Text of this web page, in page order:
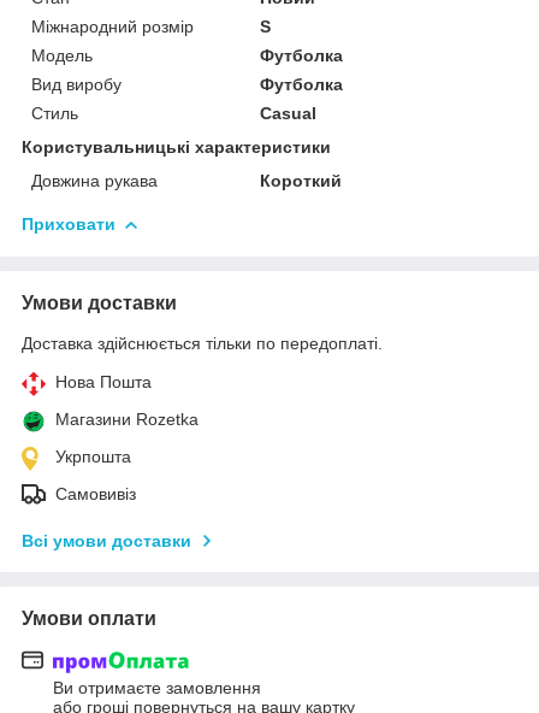
Міжнародний розмір
S
Модель
Футболка
Вид виробу
Футболка
Стиль
Casual
Користувальницькі характеристики
Довжина рукава
Короткий
Приховати
Умови доставки
Доставка здійснюється тільки по передоплаті.
Нова Пошта
Магазини Rozetka
Укрпошта
Самовивіз
Всі умови доставки
Умови оплати
Ви отримаєте замовлення
або гроші повернуться на вашу картку